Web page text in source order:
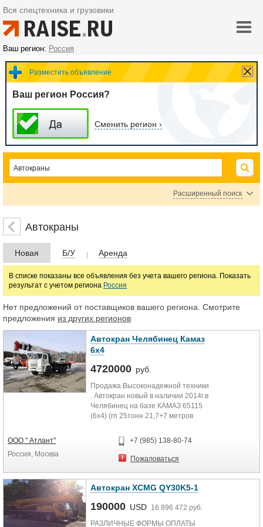
Вся спецтехника и грузовики
Ваш регион: Россия
Разместить объявление
Ваш регион Россия?
Сменить регион ›
Расширенный поиск
Цена
руб.
Марка
Автокраны
Новая Б/У Аренда
В списке показаны все объявления без учета вашего региона. Показать
результат с учетом региона Россия
Нет предложений от поставщиков вашего региона. Смотрите
предложения из других регионов
Автокран Челябинец Камаз
6х4
4720000 руб.
Продажа Высоконадежной техники
. Автокран новый в наличии 2014г.в
Челябинец на базе КАМАЗ 65115
(6х4) (гп 25тонн 21,7+7 метров
Повышенная глубина опускания
груза, повышенная скорость
поворота, возможность установки
"Челябинец" КС 45721-21 на базе
(Так же в наличии шасси Урал, Маз,
ООО " Атлант"
Россия, Москва
+7 (985) 138-80-74
Пожаловаться
Автокран XCMG QY30K5-1
190000 USD 16 896 472 руб.
РАЗЛИЧНЫЕ ФОРМЫ ОПЛАТЫ